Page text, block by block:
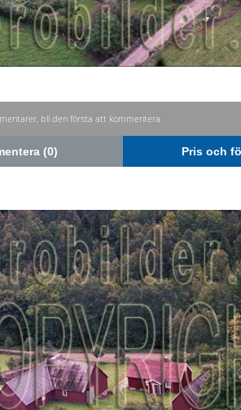
bli den första att kommentera.
(0) Pris och